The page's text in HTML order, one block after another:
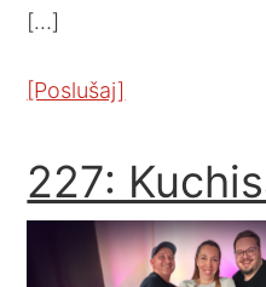
[…]
[Poslušaj]
227: